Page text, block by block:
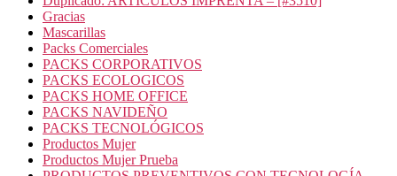
Gracias
Mascarillas
Packs Comerciales
PACKS CORPORATIVOS
PACKS ECOLOGICOS
PACKS HOME OFFICE
PACKS NAVIDEÑO
PACKS TECNOLÓGICOS
Productos Mujer
Productos Mujer Prueba